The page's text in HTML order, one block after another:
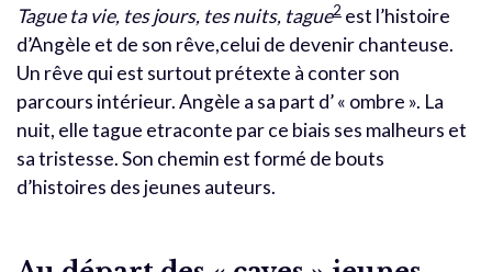
Tague ta vie, tes jours, tes nuits, tague2 est l’histoire
d’Angèle et de son rêve,celui de devenir chanteuse.
Un rêve qui est surtout prétexte à conter son
parcours intérieur. Angèle a sa part d’ « ombre ». La
nuit, elle tague etraconte par ce biais ses malheurs et
sa tristesse. Son chemin est formé de bouts
d’histoires des jeunes auteurs.